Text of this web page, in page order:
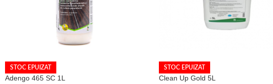
STOC EPUIZAT
Adengo 465 SC 1L
STOC EPUIZAT
Clean Up Gold 5L